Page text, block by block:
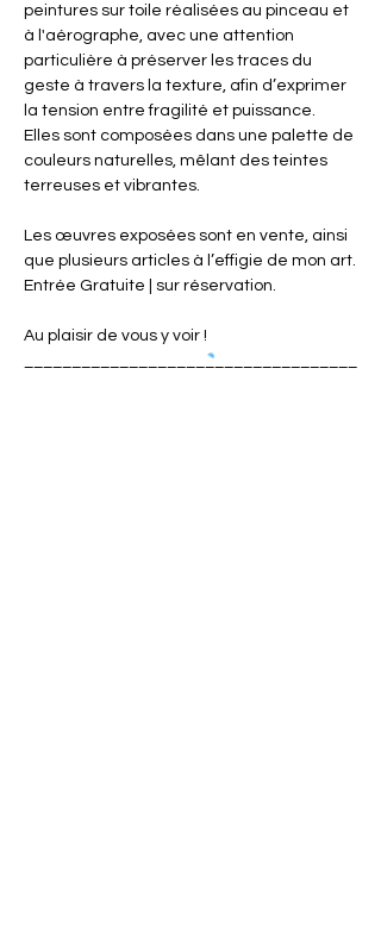
peintures sur toile réalisées au pinceau et
à l'aérographe, avec une attention
particulière à préserver les traces du
geste à travers la texture, afin d’exprimer
la tension entre fragilité et puissance.
Elles sont composées dans une palette de
couleurs naturelles, mêlant des teintes
terreuses et vibrantes.
Les œuvres exposées sont en vente, ainsi
que plusieurs articles à l’effigie de mon art.
Entrée Gratuite | sur réservation.
Au plaisir de vous y voir !
___________________________________